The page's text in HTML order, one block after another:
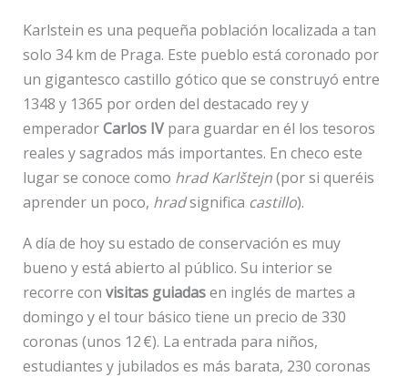
Karlstein es una pequeña población localizada a tan
solo 34 km de Praga. Este pueblo está coronado por
un gigantesco castillo gótico que se construyó entre
1348 y 1365 por orden del destacado rey y
emperadorCarlos IVpara guardar en él los tesoros
reales y sagrados más importantes. En checo este
lugar se conoce como hrad Karlštejn(por si queréis
aprender un poco, hradsignifica castillo).
A día de hoy su estado de conservación es muy
bueno y está abierto al público. Su interior se
recorre con visitas guiadasen inglés de martes a
domingo y el tour básico tiene un precio de 330
coronas (unos 12 €). La entrada para niños,
estudiantes y jubilados es más barata, 230 coronas